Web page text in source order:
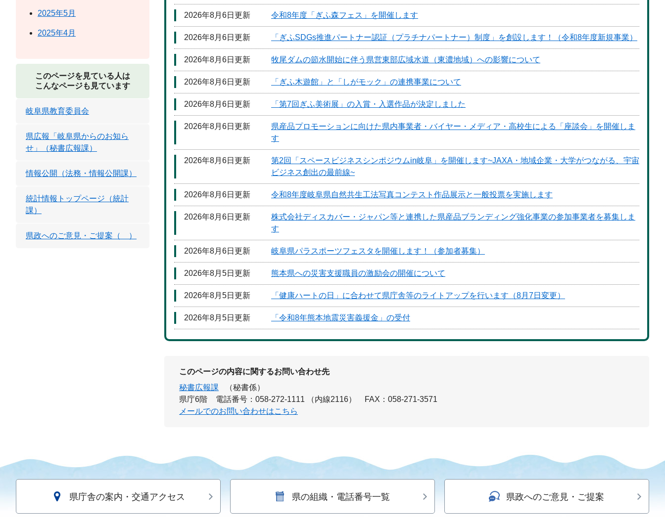
2026年8月6日更新 令和8年度「ぎふ森フェス」を開催します
2026年8月6日更新 「ぎふSDGs推進パートナー認証（プラチナパートナー）制度」を創設します！（令和8年度新規事業）
2026年8月6日更新 牧尾ダムの節水開始に伴う県営東部広域水道（東濃地域）への影響について
2026年8月6日更新 「ぎふ木遊館」と「しがモック」の連携事業について
2026年8月6日更新 「第7回ぎふ美術展」の入賞・入選作品が決定しました
2026年8月6日更新
県産品プロモーションに向けた県内事業者・バイヤー・メディア・高校生による「座談会」を開催しま
す
2026年8月6日更新
第2回「スペースビジネスシンポジウムin岐阜」を開催します~JAXA・地域企業・大学がつながる、宇宙
ビジネス創出の最前線~
2026年8月6日更新 令和8年度岐阜県自然共生工法写真コンテスト作品展示と一般投票を実施します
2026年8月6日更新
株式会社ディスカバー・ジャパン等と連携した県産品ブランディング強化事業の参加事業者を募集しま
す
2026年8月6日更新 岐阜県パラスポーツフェスタを開催します！（参加者募集）
2026年8月5日更新 熊本県への災害支援職員の激励会の開催について
2026年8月5日更新 「健康ハートの日」に合わせて県庁舎等のライトアップを行います（8月7日変更）
2026年8月5日更新 「令和8年熊本地震災害義援金」の受付
このページの内容に関するお問い合わせ先
秘書広報課
（秘書係）
県庁6階
電話番号：058-272-1111 （内線2116）
FAX：058-271-3571
メールでのお問い合わせはこちら
2025年5月
2025年4月
このページを見ている人は
こんなページも見ています
岐阜県教育委員会
県広報「岐阜県からのお知ら
せ」（秘書広報課）
情報公開（法務・情報公開課）
統計情報トップページ（統計
課）
県政へのご意見・ご提案（ ）
県庁舎の案内・交通アクセス 県の組織・電話番号一覧 県政へのご意見・ご提案